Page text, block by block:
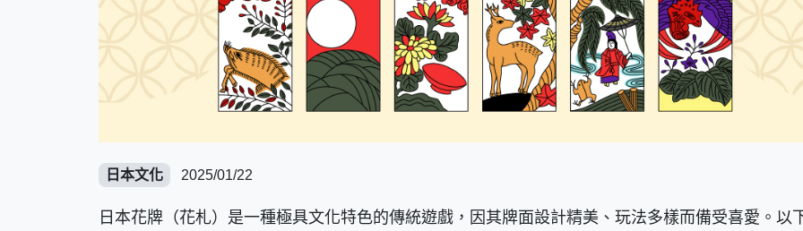
日本文化 2025/01/22
日本花牌（花札）是一種極具文化特色的傳統遊戲，因其牌面設計精美、玩法多樣而備受喜愛。以